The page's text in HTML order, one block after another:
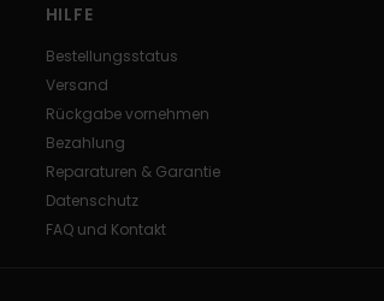
HILFE
Bestellungsstatus
Versand
Rückgabe vornehmen
Bezahlung
Reparaturen & Garantie
Datenschutz
FAQ und Kontakt